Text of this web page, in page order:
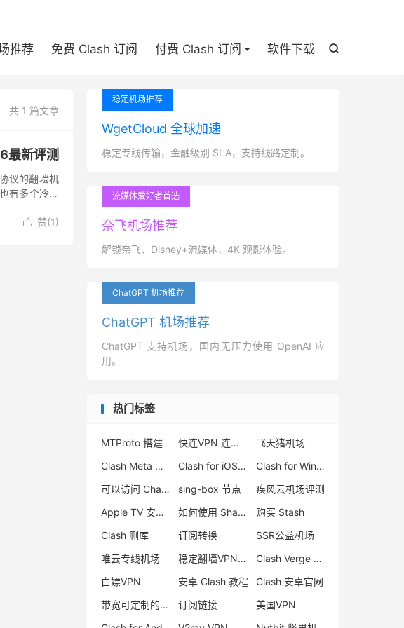

推荐 免费 Clash 订阅 付费 Clash 订阅 软件下载
共 1 篇文章
最新评测
议的翻墙机
有多个冷门
 赞(1)
稳定机场推荐
WgetCloud 全球加速
稳定专线传输，金融级别 SLA，支持线路定制。
流媒体爱好者首选
奈飞机场推荐
解锁奈飞、Disney+流媒体，4K 观影体验。
ChatGPT 机场推荐
ChatGPT 机场推荐
ChatGPT 支持机场，国内无压力使用 OpenAI 应
用。
热门标签
MTProto 搭建 快连VPN 连不上
飞天猪机场
Clash Meta 客户端
Clash for iOS TestFlight
Clash for Windows 中文版
可以访问 ChatGPT 的机场
sing-box 节点
疾风云机场评测
Apple TV 安装 Surge
如何使用 Shadowsocks 订阅
购买 Stash
Clash 删库
订阅转换
SSR公益机场
唯云专线机场
稳定翻墙VPN推荐
Clash Verge 官网
白嫖VPN
安卓 Clash 教程
Clash 安卓官网
带宽可定制的机场
订阅链接
美国VPN